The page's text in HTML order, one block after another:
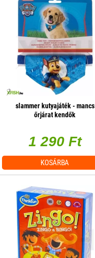
slammer kutyajáték - mancs
őrjárat kendők
1 290 Ft
KOSÁRBA